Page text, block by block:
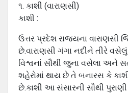
૧. કાશી (વારાણસી)
કાશી :
ઉત્તર પ્રદેશ રાજ્યના વારાણસી
છે.વારાણસી ગંગા નદીને તીરે
વિશ્વનાં સૌથી જુના વસેલા અને
શહેરોમાં થાય છે તે બનારસ કે
છે.કાશી આ સંસારની સૌથી